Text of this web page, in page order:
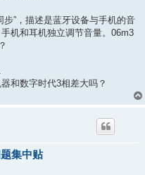
”，描述是蓝牙设备与手机的音
机和耳机独立调节音量。06m3
和数字时代3相差大吗？
集中贴